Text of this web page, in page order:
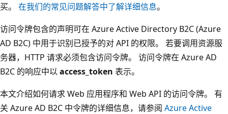
买。 在我们的常见问题解答中了解详细信息。
访问令牌包含的声明可在 Azure Active Directory B2C (Azure
AD B2C) 中用于识别已授予的对 API 的权限。 若要调用资源服
务器，HTTP 请求必须包含访问令牌。 访问令牌在 Azure AD
B2C 的响应中以 access_token 表示。
本文介绍如何请求 Web 应用程序和 Web API 的访问令牌。 有
关 Azure AD B2C 中令牌的详细信息，请参阅 Azure Active